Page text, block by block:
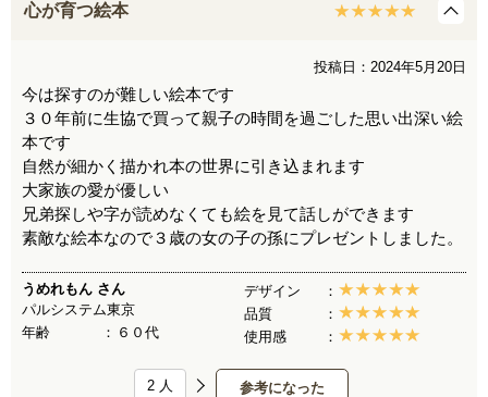
心が育つ絵本
投稿日：2024年5月20日
今は探すのが難しい絵本です
３０年前に生協で買って親子の時間を過ごした思い出深い絵
本です
自然が細かく描かれ本の世界に引き込まれます
大家族の愛が優しい
兄弟探しや字が読めなくても絵を見て話しができます
素敵な絵本なので３歳の女の子の孫にプレゼントしました。
うめれもん さん
パルシステム東京
年齢
６０代
デザイン
品質
使用感
参考になった
2 人